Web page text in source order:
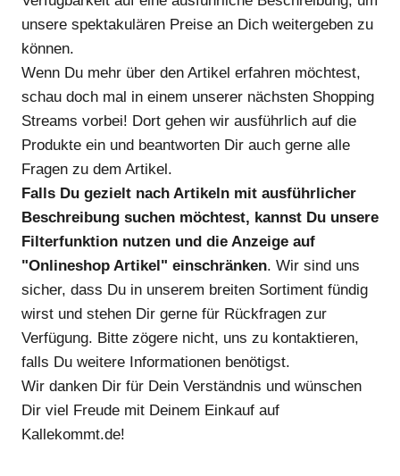
unsere spektakulären Preise an Dich weitergeben zu
können.
Wenn Du mehr über den Artikel erfahren möchtest,
schau doch mal in einem unserer nächsten Shopping
Streams vorbei! Dort gehen wir ausführlich auf die
Produkte ein und beantworten Dir auch gerne alle
Fragen zu dem Artikel.
Falls Du gezielt nach Artikeln mit ausführlicher
Beschreibung suchen möchtest, kannst Du unsere
Filterfunktion nutzen und die Anzeige auf
"Onlineshop Artikel" einschränken. Wir sind uns
sicher, dass Du in unserem breiten Sortiment fündig
wirst und stehen Dir gerne für Rückfragen zur
Verfügung. Bitte zögere nicht, uns zu kontaktieren,
falls Du weitere Informationen benötigst.
Wir danken Dir für Dein Verständnis und wünschen
Dir viel Freude mit Deinem Einkauf auf
Kallekommt.de!